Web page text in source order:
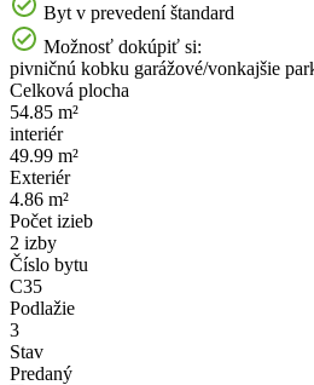
Byt v prevedení štandard
Možnosť dokúpiť si:
pivničnú kobku garážové/vonkajšie
Celková plocha
54.85 m²
interiér
49.99 m²
Exteriér
4.86 m²
Počet izieb
2 izby
Číslo bytu
C35
Podlažie
3
Stav
Predaný